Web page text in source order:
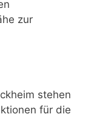
zur
stehen
für die